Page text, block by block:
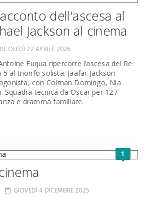
dell'ascesa al
Jackson al cinema
22 APRILE 2026
Fuqua ripercorre l’ascesa del Re
5 al trionfo solista. Jaafar Jackson
con Colman Domingo, Nia
Squadra tecnica da Oscar per 127
e dramma familiare.
1
GIOVEDÌ 4 DICEMBRE 2025